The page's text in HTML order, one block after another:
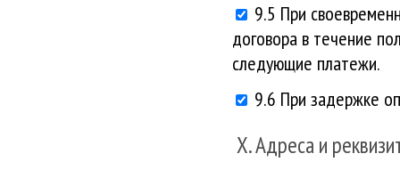
9.5 При
договора в течение
следующие платежи.
9.6 При задержке
X. Адреса и